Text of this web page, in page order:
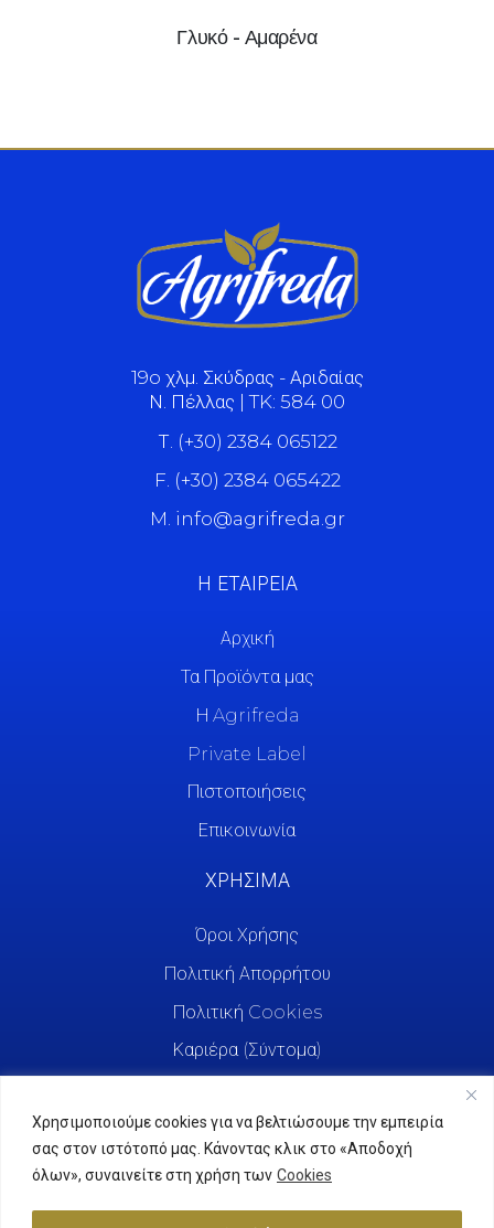
Χρησιμοποιούμε cookies για να βελτιώσουμε την εμπειρία
σας στον ιστότοπό μας. Κάνοντας κλικ στο «Αποδοχή
όλων», συναινείτε στη χρήση των Cookies
Γλυκό - Αμαρένα
19o χλμ. Σκύδρας - Αριδαίας
Ν. Πέλλας | TK: 584 00
Τ. (+30) 2384 065122
F. (+30) 2384 065422
M. info@agrifreda.gr
Η ΕΤΑΙΡΕΙΑ
Αρχική
Τα Προϊόντα μας
Η Agrifreda
Private Label
Πιστοποιήσεις
Επικοινωνία
ΧΡΗΣΙΜΑ
Όροι Χρήσης
Πολιτική Απορρήτου
Πολιτική Cookies
Καριέρα (Σύντομα)